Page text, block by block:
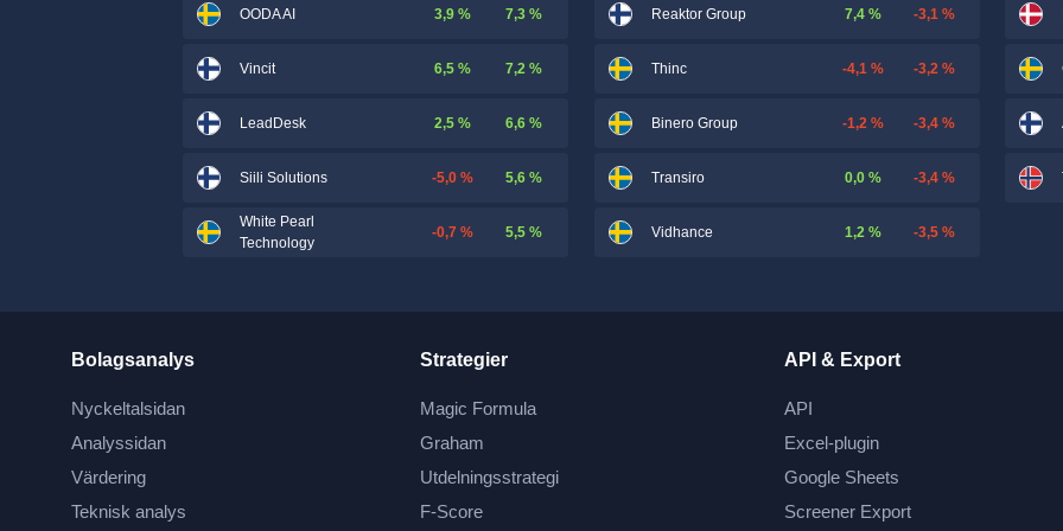
OODA AI 3,9 % 7,3 %
Vincit 6,5 % 7,2 %
LeadDesk 2,5 % 6,6 %
Siili Solutions -5,0 % 5,6 %
White Pearl
Technology
-0,7 % 5,5 %
Reaktor Group 7,4 % -3,1 %
Thinc -4,1 % -3,2 %
Binero Group -1,2 % -3,4 %
Transiro 0,0 % -3,4 %
Vidhance 1,2 % -3,5 %
Bolagsanalys
Nyckeltalsidan
Analyssidan
Värdering
Teknisk analys
Strategier
Magic Formula
Graham
Utdelningsstrategi
F-Score
API & Export
API
Excel-plugin
Google Sheets
Screener Export